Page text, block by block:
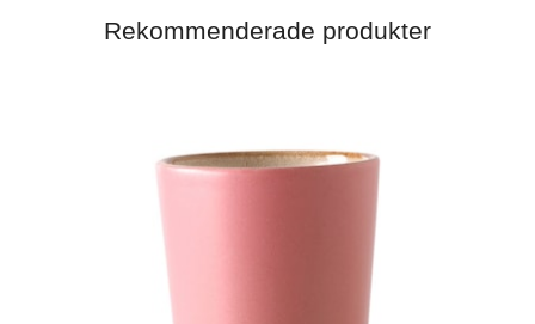
Rekommenderade produkter